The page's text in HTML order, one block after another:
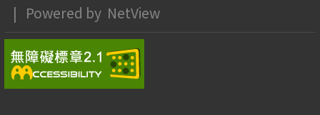
| Powered by NetView